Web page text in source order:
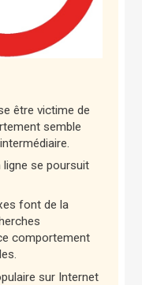
être victime de
semble
se poursuit
font de la
comportement
sur Internet